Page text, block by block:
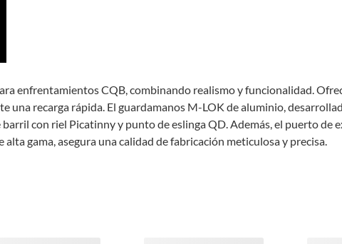
enfrentamientos CQB, combinando realismo y funcionalidad.
una recarga rápida. El guardamanos M-LOK de aluminio,
con riel Picatinny y punto de eslinga QD. Además, el puerto
gama, asegura una calidad de fabricación meticulosa y precisa.